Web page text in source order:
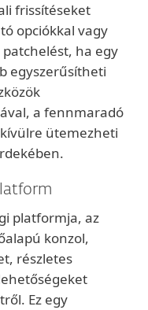
frissítéseket
opciókkal vagy
ha egy
egyszerűsítheti
a fennmaradó
ütemezheti
platformja, az
konzol,
részletes
Ez egy